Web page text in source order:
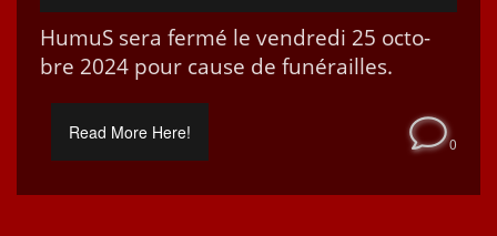
HumuS sera fer­mé le ven­dre­di 25 octo­
bre 2024 pour cause de funérailles.
Read More Here!
0